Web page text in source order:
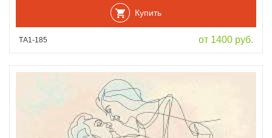
Купить
ТА1-185 от 1400 руб.